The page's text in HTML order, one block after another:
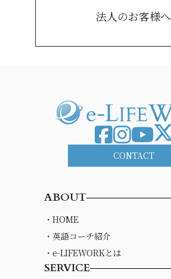
法人のお客様へ
CONTACT
ABOUT
・HOME
・英語コーチ紹介
・e-LIFEWORKとは
SERVICE